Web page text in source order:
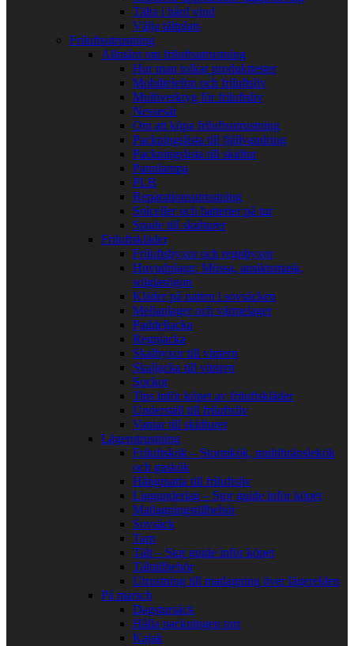
Tälta i hård vind
Välja tältplats
Friluftsutrustning
Allmänt om friluftsutrustning
Hur man tolkar produkttester
Mobiltelefon och friluftsliv
Multiverktyg för friluftsliv
Nessesär
Om att köpa friluftsutrustning
Packningslista till fjällvandring
Packningslista till skidtur
Pannlampa
PLB
Reparationsutrustning
Solceller och batterier på tur
Spade till skidturer
Friluftskläder
Friluftsbyxor och regnbyxor
Huvudplagg: Mössa, ansiktsmask,
solglasögon
Kläder på natten i sovsäcken
Mellanlager och värmelager
Paddeljacka
Regnjacka
Skalbyxor till vintern
Skaljacka till vintern
Sockor
Tips inför köpet av friluftskläder
Underställ till friluftsliv
Vantar till skidturer
Lägerutrustning
Friluftskök – Stormkök, multibränslekök
och gaskök
Hängmatta till friluftsliv
Liggunderlag – Stor guide inför köpet
Matlagningstillbehör
Sovsäck
Tarp
Tält – Stor guide inför köpet
Tälttillbehör
Utrustning till matlagning över lägerelden
På marsch
Dagstursäck
Hålla packningen torr
Kajak